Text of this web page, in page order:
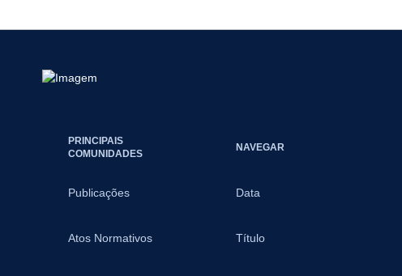
PRINCIPAIS
COMUNIDADES
Publicações
Atos Normativos
NAVEGAR
Data
Título